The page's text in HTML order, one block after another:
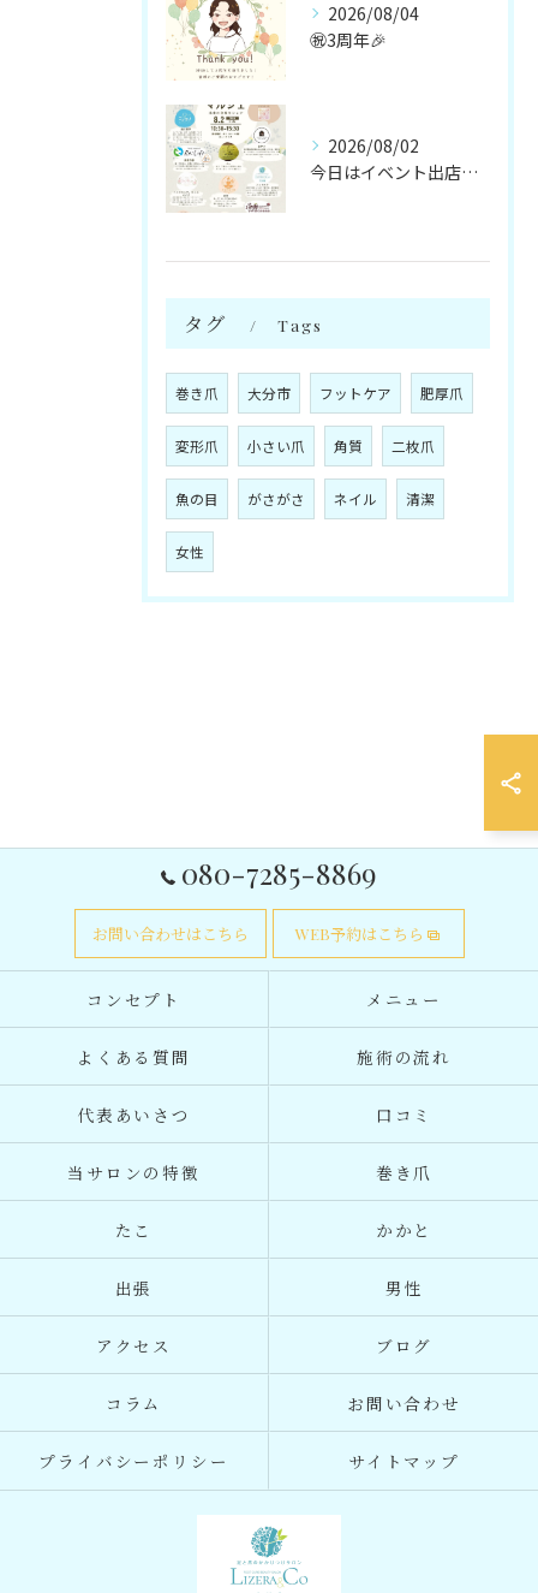
2026/08/04
㊗️3周年🎉
2026/08/02
今日はイベント出店です🌻
タグ Tags
巻き爪 大分市 フットケア 肥厚爪
変形爪 小さい爪 角質 二枚爪
魚の目 がさがさ ネイル 清潔
女性
080-7285-8869
お問い合わせはこちら WEB予約はこちら
コンセプト メニュー
よくある質問 施術の流れ
代表あいさつ 口コミ
当サロンの特徴 巻き爪
たこ かかと
出張 男性
アクセス ブログ
コラム お問い合わせ
プライバシーポリシー サイトマップ